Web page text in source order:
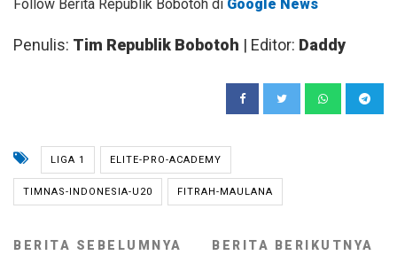
Follow Berita Republik Bobotoh di Google News
Penulis: Tim Republik Bobotoh | Editor: Daddy
LIGA 1 ELITE-PRO-ACADEMY
TIMNAS-INDONESIA-U20 FITRAH-MAULANA
BERITA SEBELUMNYA BERITA BERIKUTNYA